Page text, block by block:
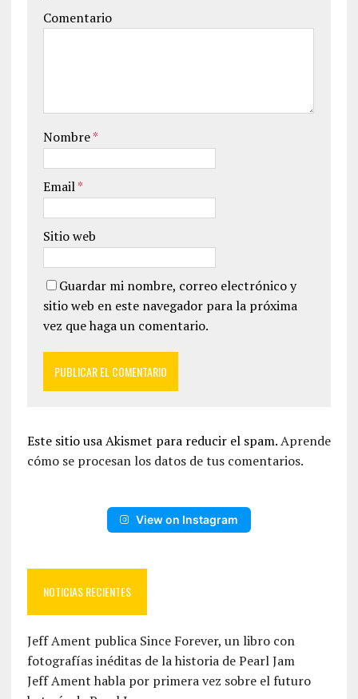
Comentario
Nombre*
Email*
Sitio web
Guardar mi nombre, correo electrónico y
sitio web en este navegador para la próxima
vez que haga un comentario.
Este sitio usa Akismet para reducir el spam.Aprende
cómo se procesan los datos de tus comentarios.
View on Instagram
NOTICIAS RECIENTES
Jeff Ament publica Since Forever, un libro con
fotografías inéditas de la historia de Pearl Jam
Jeff Ament habla por primera vez sobre el futuro